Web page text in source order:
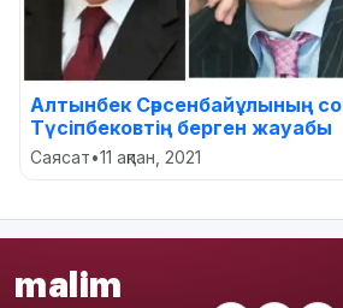
Алтынбек Сәрсенбайұлының
Түсіпбековтің берген жауабы
Саясат•11 ақпан, 2021
malim